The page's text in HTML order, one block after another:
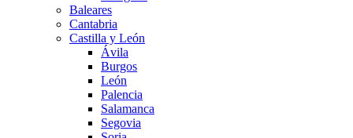
Baleares
Cantabria
Castilla y León
Ávila
Burgos
León
Palencia
Salamanca
Segovia